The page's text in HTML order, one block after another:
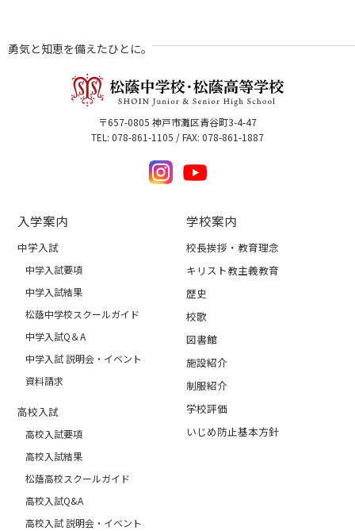
勇気と知恵を備えたひとに。
〒657-0805 神戸市灘区青谷町3-4-47
TEL: 078-861-1105 / FAX: 078-861-1887
入学案内
中学入試
中学入試要項
中学入試結果
松蔭中学校スクールガイド
中学入試Q＆A
中学入試 説明会・イベント
資料請求
高校入試
高校入試要項
高校入試結果
松蔭高校スクールガイド
高校入試Q&A
高校入試 説明会・イベント
学校案内
校長挨拶・教育理念
キリスト教主義教育
歴史
校歌
図書館
施設紹介
制服紹介
学校評価
いじめ防止基本方針